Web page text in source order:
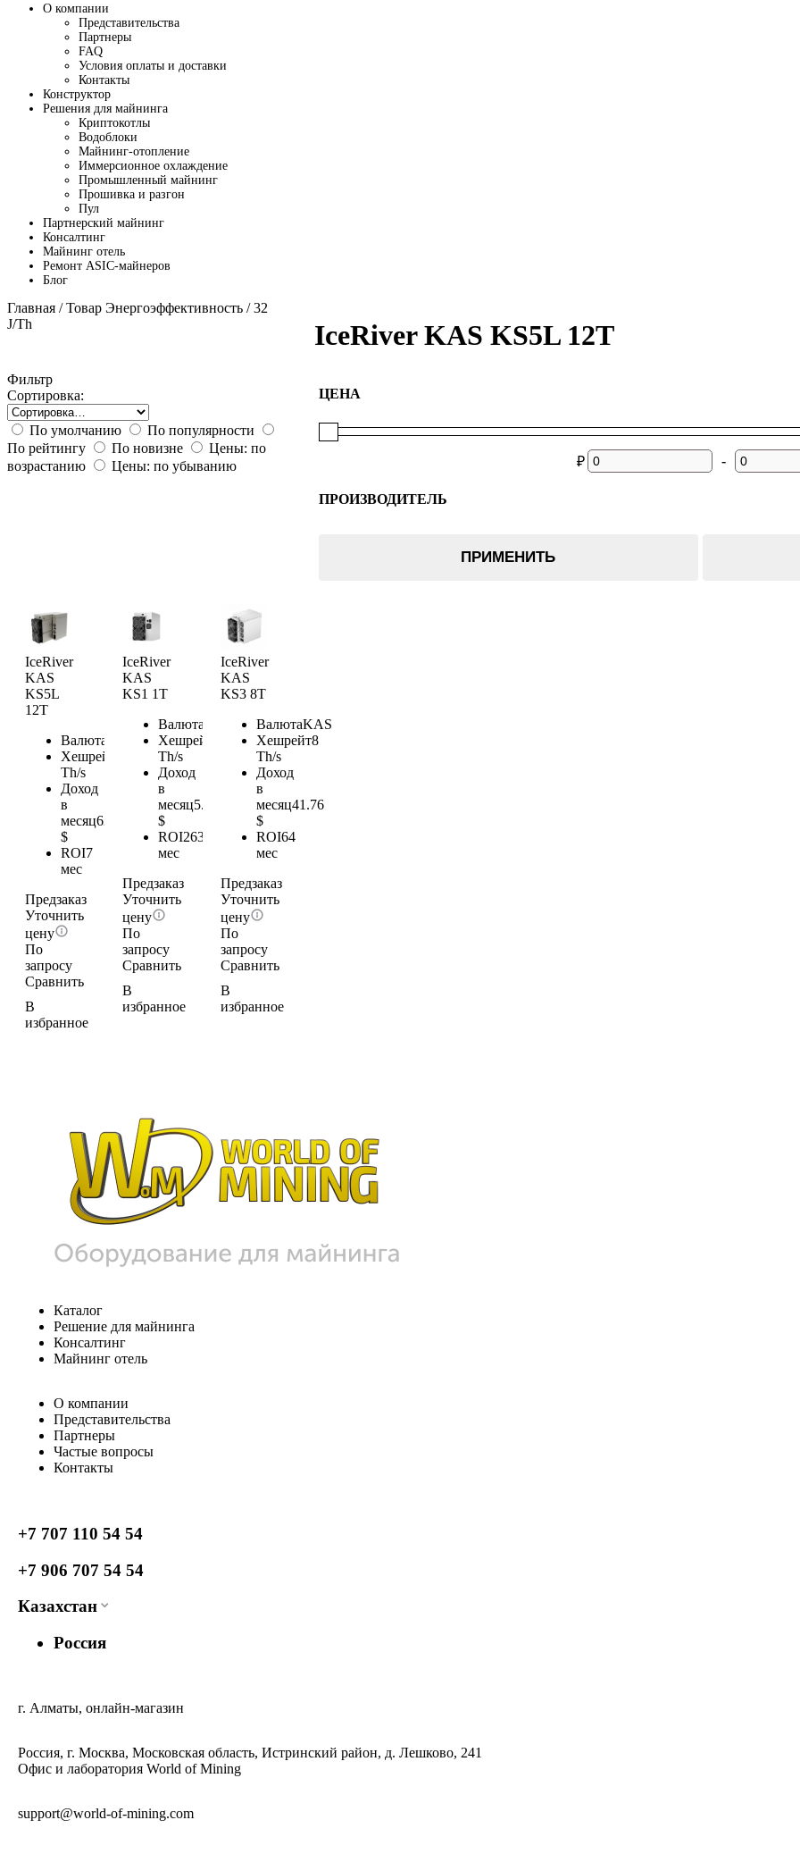
О компании
Представительства
Партнеры
FAQ
Условия оплаты и доставки
Контакты
Конструктор
Решения для майнинга
Криптокотлы
Водоблоки
Майнинг-отопление
Иммерсионное охлаждение
Промышленный майнинг
Прошивка и разгон
Пул
Партнерский майнинг
Консалтинг
Майнинг отель
Ремонт ASIC-майнеров
Блог
Главная / Товар Энергоэффективность / 32
J/Th
IceRiver KAS KS5L 12T
Фильтр
Сортировка:
По умолчанию
По популярности
По рейтингу
По новизне
Цены: по
возрастанию
Цены: по убыванию
ЦЕНА
₽ -
ПРОИЗВОДИТЕЛЬ
ПРИМЕНИТЬ
IceRiver
KAS
KS5L
12T
Валюта
Хешрейт
Th/s
Доход
в
месяц62.64
$
ROI7
мес
Предзаказ
Уточнить
цену
По
запросу
Сравнить
В
избранное
IceRiver
KAS
KS1 1T
Валюта
Хешрейт
Th/s
Доход
в
месяц5.22
$
ROI263
мес
Предзаказ
Уточнить
цену
По
запросу
Сравнить
В
избранное
IceRiver
KAS
KS3 8T
ВалютаKAS
Хешрейт8
Th/s
Доход
в
месяц41.76
$
ROI64
мес
Предзаказ
Уточнить
цену
По
запросу
Сравнить
В
избранное
Каталог
Решение для майнинга
Консалтинг
Майнинг отель
О компании
Представительства
Партнеры
Частые вопросы
Контакты
+7 707 110 54 54
+7 906 707 54 54
Казахстан
Россия
г. Алматы, онлайн-магазин
Россия, г. Москва, Московская область, Истринский район, д. Лешково, 241
Офис и лаборатория World of Mining
support@world-of-mining.com